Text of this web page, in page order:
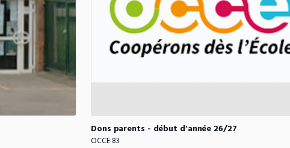
Dons parents - début d'année 26​/​27
OCCE 83